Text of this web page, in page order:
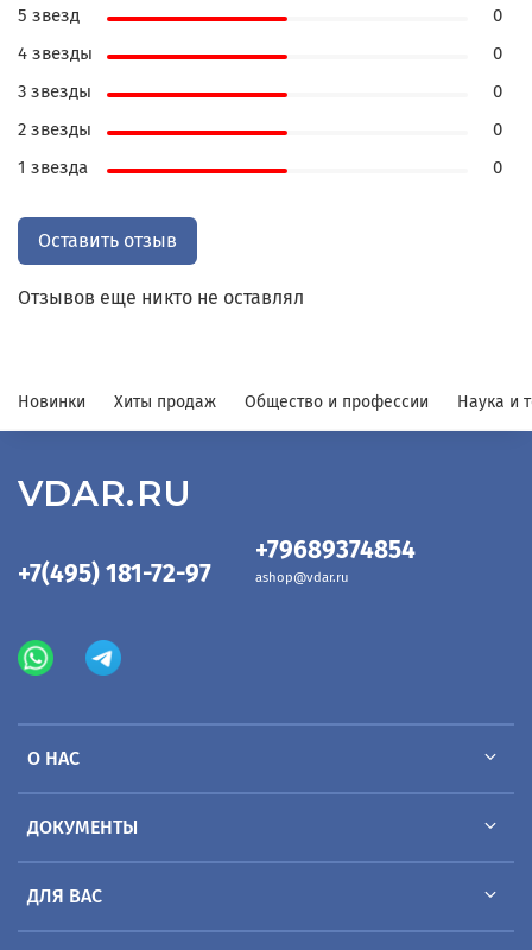
750 рассказов, более 1000 имен деятелей
культуры и 2000 иллюстраций.
*цвет и текстура кожи могут отличаться от
фотографии.
Отзывов еще никто не оставлял
5 звезд
0
4 звезды
0
3 звезды
0
2 звезды
0
1 звезда
0
Оставить отзыв
Новинки Хиты продаж Общество и профессии Наука и
О НАС
ДОКУМЕНТЫ
ДЛЯ ВАС
+7(495) 181-72-97
+79689374854
ashop@vdar.ru
VDAR.RU